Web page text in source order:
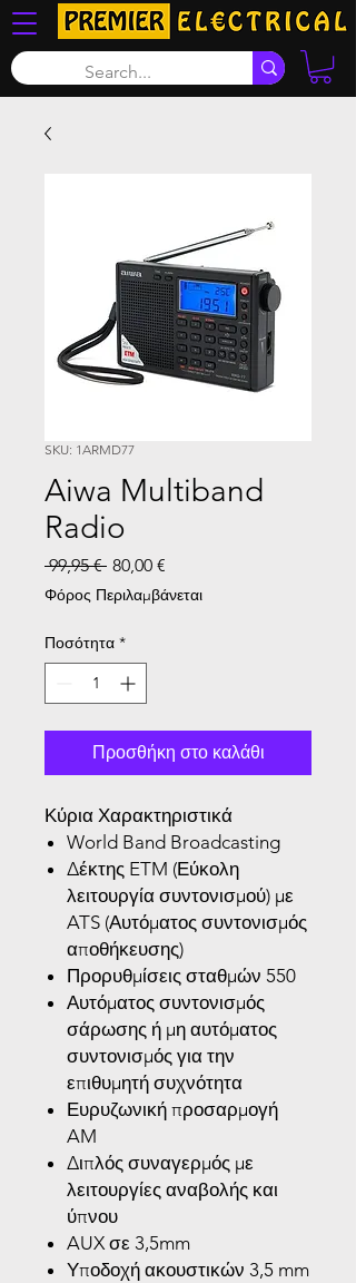
SKU: 1ARMD77
Aiwa Multiband
Radio
99,95 € Κανονική τιμή
80,00 €
Φόρος Περιλαμβάνεται
Ποσότητα *
Προσθήκη στο καλάθι
Κύρια Χαρακτηριστικά
World Band Broadcasting
Δέκτης ETM (Εύκολη
λειτουργία συντονισμού) με
ATS (Αυτόματος συντονισμός
αποθήκευσης)
Προρυθμίσεις σταθμών 550
Αυτόματος συντονισμός
σάρωσης ή μη αυτόματος
συντονισμός για την
επιθυμητή συχνότητα
Ευρυζωνική προσαρμογή
AM
Διπλός συναγερμός με
λειτουργίες αναβολής και
ύπνου
AUX σε 3,5mm
Υποδοχή ακουστικών 3,5 mm